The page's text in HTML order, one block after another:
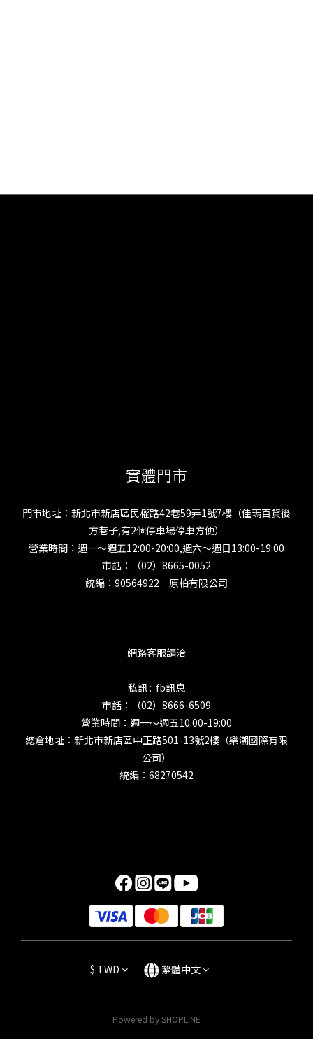
實體門市
門市地址：新北市新店區民權路42巷59弄1號7樓（佳瑪百貨後
方巷子,有2個停車場停車方便）
營業時間：週一～週五12:00-20:00,週六～週日13:00-19:00
市話：（02）8665-0052
統編：90564922 原柏有限公司
網路客服請洽
私訊 : fb訊息
市話：（02）8666-6509
營業時間：週一～週五10:00-19:00
總倉地址：新北市新店區中正路501-13號2樓（樂潮國際有限
公司）
統編：68270542
$ TWD 繁體中文
Powered by SHOPLINE